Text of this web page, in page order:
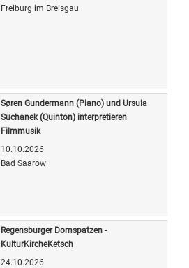
Freiburg im Breisgau
Søren Gundermann (Piano) und Ursula
Suchanek (Quinton) interpretieren
Filmmusik
10.10.2026
Bad Saarow
Regensburger Domspatzen -
KulturKircheKetsch
24.10.2026